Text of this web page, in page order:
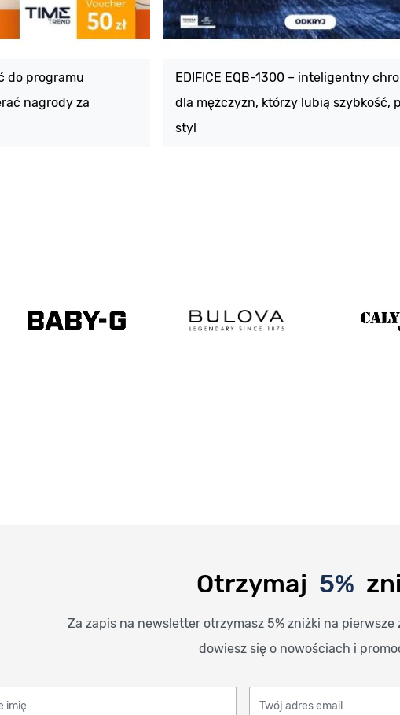
do programu
nagrody za
EDIFICE EQB-1300 – inteligentny
dla mężczyzn, którzy lubią szybkość,
styl
Otrzymaj 5%
Za zapis na newsletter otrzymasz 5% zniżki na pierwsze
dowiesz się o nowościach i